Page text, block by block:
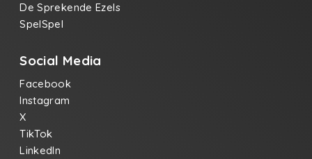
De Sprekende Ezels
SpelSpel
Social Media
Facebook
Instagram
X
TikTok
LinkedIn